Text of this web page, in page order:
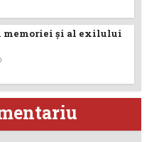
memoriei şi al exilului